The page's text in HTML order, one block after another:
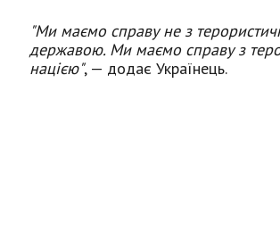
"Ми маємо справу не з
державою. Ми маємо справу з
нацією", — додає Українець.